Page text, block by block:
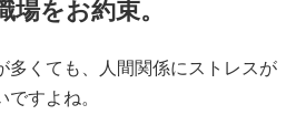
をお約束。
多くても、人間関係にストレスが
すよね。